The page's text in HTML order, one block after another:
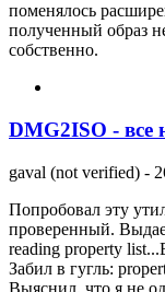
поменялось
полученный образ
собственно.
DMG2ISO - все
gaval (not verified) -
Попробовал эту
проверенный.
reading property
Забил в гугль:
Выяснил, что я не